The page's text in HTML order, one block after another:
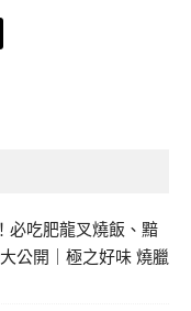
必吃肥龍叉燒飯、黯
公開｜極之好味 燒臘